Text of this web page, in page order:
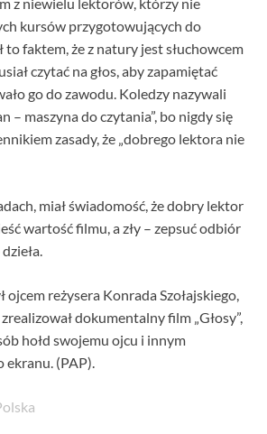
z niewielu lektorów, którzy nie
kursów przygotowujących do
to faktem, że z natury jest słuchowcem
czytać na głos, aby zapamiętać
go do zawodu. Koledzy nazywali
– maszyna do czytania”, bo nigdy się
zasady, że „dobrego lektora nie
miał świadomość, że dobry lektor
wartość filmu, a zły – zepsuć odbiór
ojcem reżysera Konrada Szołajskiego,
dokumentalny film „Głosy”,
hołd swojemu ojcu i innym
(PAP).